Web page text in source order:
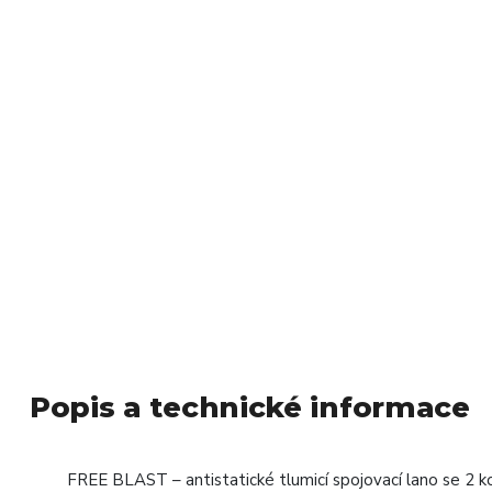
Popis a technické informace
FREE BLAST – antistatické tlumicí spojovací lano se 2